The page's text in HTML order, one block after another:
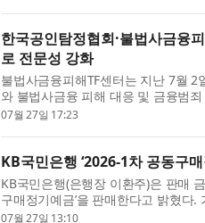
한국공인탐정협회·불법사금융
로 전문성 강화
불법사금융피해TF센터는 지난 7월
와 불법사금융 피해 대응 및 금융범
번 MOU는 갈수록 다양하고 지능적
07월 27일 17:23
KB국민은행 ‘2026-1차 공동구
KB국민은행(은행장 이환주)은 판매
구매정기예금’을 판매한다고 밝혔다
은 6개월 또는 12개월이다. 총 2조원
07월 27일 13:10